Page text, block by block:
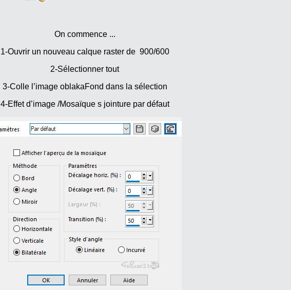
On commence ...
1-Ouvrir un nouveau calque raster de 900/600
2-Sélectionner tout
3-Colle l’image oblakaFond dans la sélection
4-Effet d’image /Mosaïque s jointure par défaut